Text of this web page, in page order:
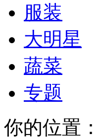
服装
大明星
蔬菜
专题
你的位置：